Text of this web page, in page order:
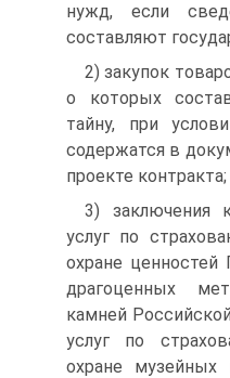
нужд, если
составляют
2) закупок
о которых
тайну, при
содержатся в
проекте контракта;
3) заключения
услуг по
охране ценностей
драгоценных
камней
услуг по
охране